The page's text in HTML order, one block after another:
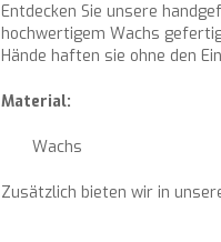
Entdecken Sie unsere
hochwertigem Wachs
Hände haften sie ohne den
Material:
Wachs
Zusätzlich bieten wir in